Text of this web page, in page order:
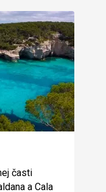
časti
a Cala